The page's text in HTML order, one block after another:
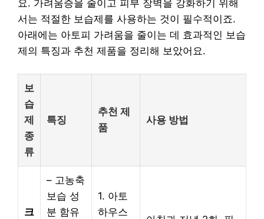
요. 가려움증을 줄이고 피부 장벽을 강화하기 위해
서는 적절한 보습제를 사용하는 것이 필수적이죠.
아래에는 아토피 가려움을 줄이는 데 효과적인 보습
제의 특징과 추천 제품을 정리해 보았어요.
보
습
제
종
류
특징
추천 제
품
사용 방법
크
– 고농축
보습 성
분 함유
1. 아토
하우스